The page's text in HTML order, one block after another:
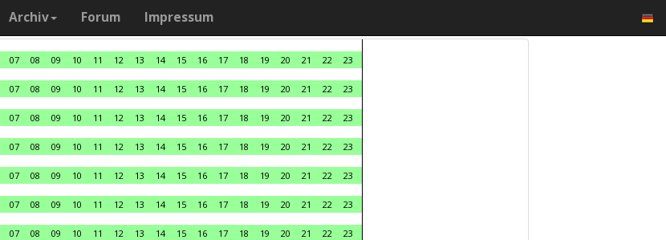
Archiv Forum Impressum
07 08 09 10 11 12 13 14 15 16 17 18 19 20 21 22
23
07 08 09 10 11 12 13 14 15 16 17 18 19 20 21 22
23
07 08 09 10 11 12 13 14 15 16 17 18 19 20 21 22
23
07 08 09 10 11 12 13 14 15 16 17 18 19 20 21 22
23
07 08 09 10 11 12 13 14 15 16 17 18 19 20 21 22
23
07 08 09 10 11 12 13 14 15 16 17 18 19 20 21 22
23
07 08 09 10 11 12 13 14 15 16 17 18 19 20 21 22
23